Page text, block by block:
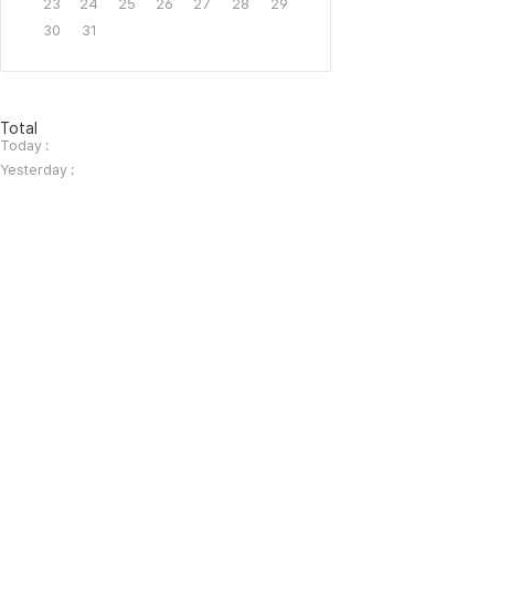
23
24 25 26 27 28
29
30
31
방
문
자
수
Total
Today :
Yesterday :